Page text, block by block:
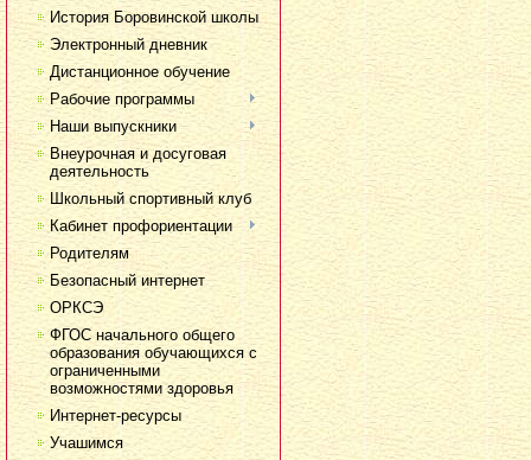
История Боровинской школы
Электронный дневник
Дистанционное обучение
Рабочие программы
Наши выпускники
Внеурочная и досуговая
деятельность
Школьный спортивный клуб
Кабинет профориентации
Родителям
Безопасный интернет
ОРКСЭ
ФГОС начального общего
образования обучающихся с
ограниченными
возможностями здоровья
Интернет-ресурсы
Учашимся